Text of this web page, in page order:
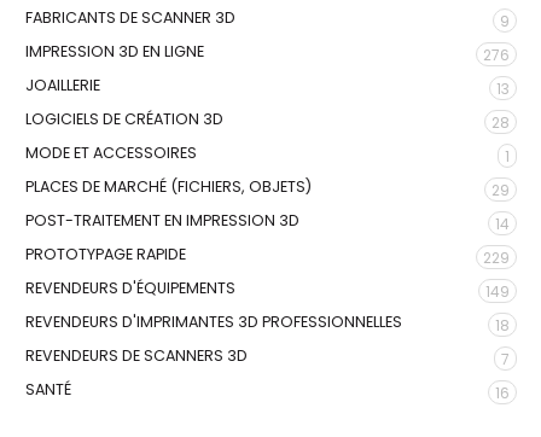
FABRICANTS DE SCANNER 3D
9
IMPRESSION 3D EN LIGNE
276
JOAILLERIE
13
LOGICIELS DE CRÉATION 3D
28
MODE ET ACCESSOIRES
1
PLACES DE MARCHÉ (FICHIERS, OBJETS)
29
POST-TRAITEMENT EN IMPRESSION 3D
14
PROTOTYPAGE RAPIDE
229
REVENDEURS D'ÉQUIPEMENTS
149
REVENDEURS D'IMPRIMANTES 3D PROFESSIONNELLES
18
REVENDEURS DE SCANNERS 3D
7
SANTÉ
16